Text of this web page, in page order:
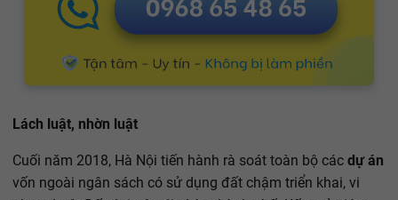
Lách luật, nhờn luật
Cuối năm 2018, Hà Nội tiến hành rà soát toàn bộ các dự án
vốn ngoài ngân sách có sử dụng đất chậm triển khai, vi